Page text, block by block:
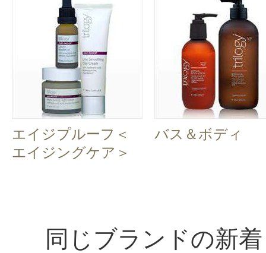
エイジプルーフ＜
エイジングケア＞
バス＆ボディ
同じブランドの新